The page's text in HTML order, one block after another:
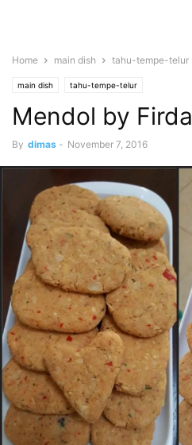
Home main dish tahu-tempe-telur
main dish tahu-tempe-telur
Mendol by Firda
By dimas - November 7, 2016